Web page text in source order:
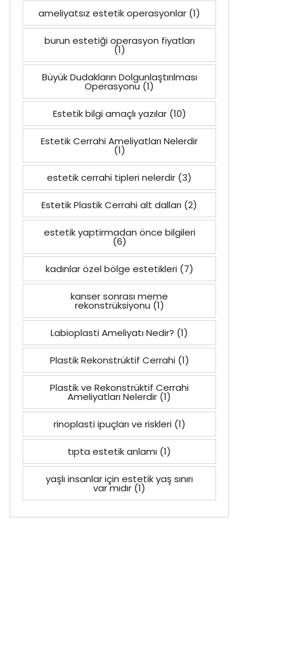
ameliyatsız estetik operasyonlar (1)
burun estetiği operasyon fiyatları
(1)
Büyük Dudakların Dolgunlaştırılması
Operasyonu (1)
Estetik bilgi amaçlı yazılar(10)
Estetik Cerrahi Ameliyatları Nelerdir
(1)
estetik cerrahi tipleri nelerdir (3)
Estetik Plastik Cerrahi alt dalları (2)
estetik yaptirmadan önce bilgileri
(6)
kadınlar özel bölge estetikleri(7)
kanser sonrası meme
rekonstrüksiyonu (1)
Labioplasti Ameliyatı Nedir? (1)
Plastik Rekonstrüktif Cerrahi(1)
Plastik ve Rekonstrüktif Cerrahi
Ameliyatları Nelerdir (1)
rinoplasti ipuçları ve riskleri(1)
tıpta estetik anlamı (1)
yaşlı insanlar için estetik yaş sınırı
var mıdır (1)